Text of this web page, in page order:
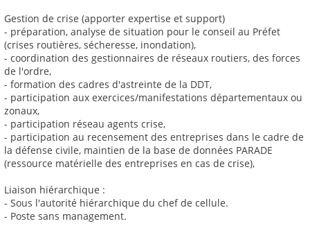
Gestion de crise (apporter expertise et support)
- préparation, analyse de situation pour le conseil au Préfet
(crises routières, sécheresse, inondation),
- coordination des gestionnaires de réseaux routiers, des forces
de l'ordre,
- formation des cadres d'astreinte de la DDT,
- participation aux exercices/manifestations départementaux ou
zonaux,
- participation réseau agents crise,
- participation au recensement des entreprises dans le cadre de
la défense civile, maintien de la base de données PARADE
(ressource matérielle des entreprises en cas de crise),
Liaison hiérarchique :
- Sous l'autorité hiérarchique du chef de cellule.
- Poste sans management.